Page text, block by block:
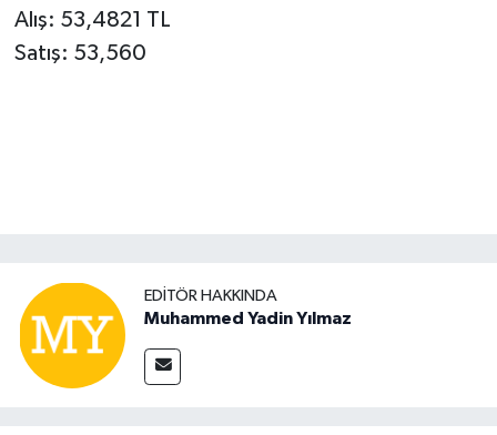
Alış: 53,4821 TL
Satış: 53,560
EDITÖR HAKKINDA
Muhammed Yadin Yılmaz